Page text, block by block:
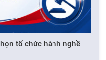
tổ chức hành nghề